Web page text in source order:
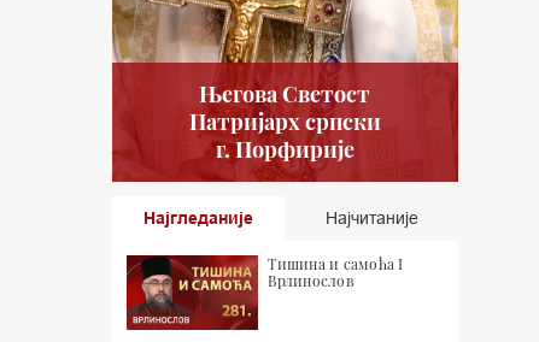
Његова Светост
Патријарх српски
г. Порфирије
Најгледаније Најчитаније
Тишина и самоћа I
Врлинослов